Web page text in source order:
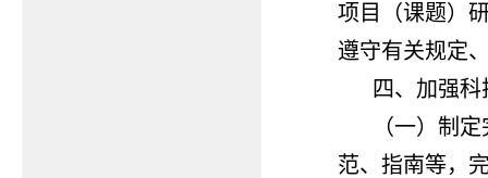
项目（课题）
遵守有关规定
四、加强
（一）制
范、指南等，